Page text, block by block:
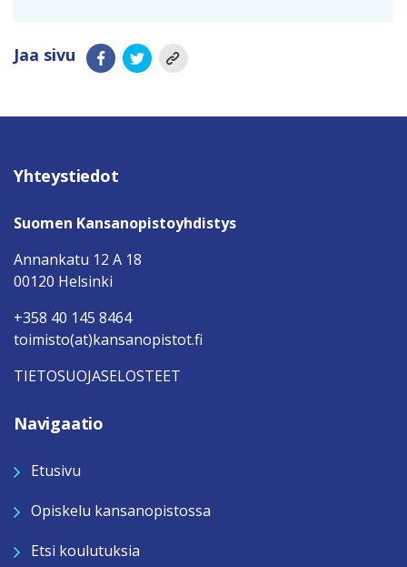
Jaa sivu
Yhteystiedot
Suomen Kansanopistoyhdistys
Annankatu 12 A 18
00120 Helsinki
+358 40 145 8464
toimisto(at)kansanopistot.fi
TIETOSUOJASELOSTEET
Navigaatio
Etusivu
Opiskelu kansanopistossa
Etsi koulutuksia